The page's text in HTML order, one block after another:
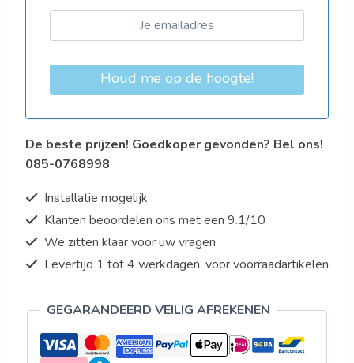
Houd me op de hoogte!
De beste prijzen! Goedkoper gevonden? Bel ons!
085-0768998
Installatie mogelijk
Klanten beoordelen ons met een 9.1/10
We zitten klaar voor uw vragen
Levertijd 1 tot 4 werkdagen, voor voorraadartikelen
GEGARANDEERD VEILIG AFREKENEN